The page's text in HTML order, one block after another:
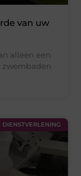
van uw
alleen een
zwembaden
DIENSTVERLENING